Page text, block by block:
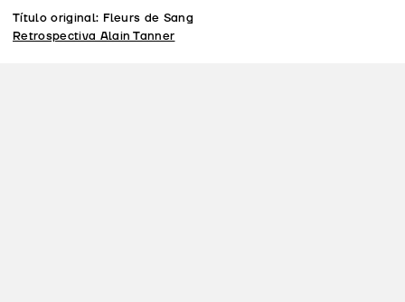
Título original: Fleurs de Sang
Retrospectiva Alain Tanner